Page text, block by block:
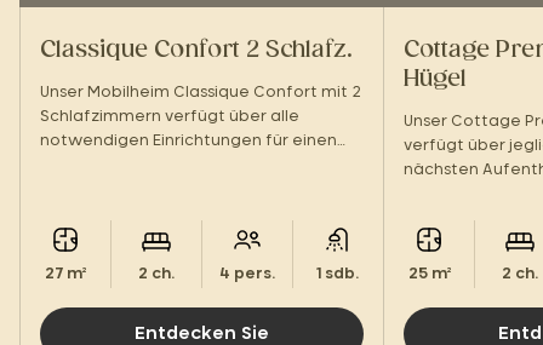
Classique Confort 2 Schlafz.
Unser Mobilheim Classique Confort mit 2
Schlafzimmern verfügt über alle
notwendigen Einrichtungen für einen
27 m² 2 ch. 4 pers. 1 sdb.
Entdecken Sie
Cottage
Hügel
Unser Cottage
verfügt über
nächsten
25 m² 2 ch.